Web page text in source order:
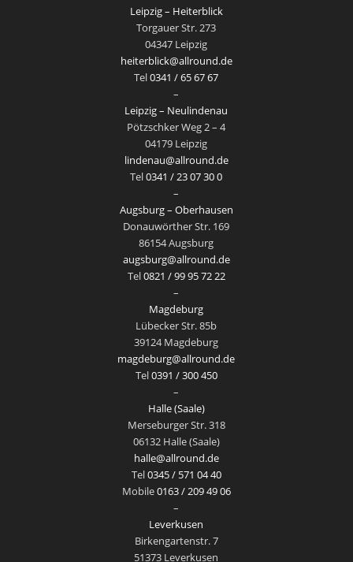
Leipzig – Heiterblick
Torgauer Str. 273
04347 Leipzig
heiterblick@allround.de
Tel0341 / 65 67 67
–
Leipzig – Neulindenau
Pötzschker Weg 2 – 4
04179 Leipzig
lindenau@allround.de
Tel0341 / 23 07 30 0
–
Augsburg – Oberhausen
Donauwörther Str. 169
86154 Augsburg
augsburg@allround.de
Tel0821 / 99 95 72 22
–
Magdeburg
Lübecker Str. 85b
39124 Magdeburg
magdeburg@allround.de
Tel0391 / 300 450
–
Halle (Saale)
Merseburger Str. 318
06132 Halle (Saale)
halle@allround.de
Tel0345 / 571 04 40
Mobile0163 / 209 49 06
–
Leverkusen
Birkengartenstr. 7
51373 Leverkusen